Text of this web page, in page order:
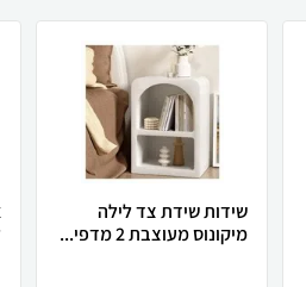
שידות שידת צד לילה
מיקונוס מעוצבת 2 מדפי...